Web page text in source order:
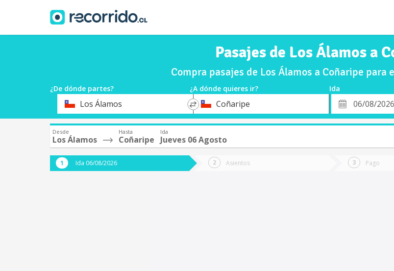
Pasajes de Los Álamos a
Compra pasajes de Los Álamos a Coñaripe
¿De dónde partes? ¿A dónde quieres ir? Ida
OrigenLos Álamos
*
DestinoCoñaripe
Fecha
de
Desde
Los Álamos
Hasta
Coñaripe
Ida
Jueves 06 Agosto
Ida 06/08/2026 Asientos Pago